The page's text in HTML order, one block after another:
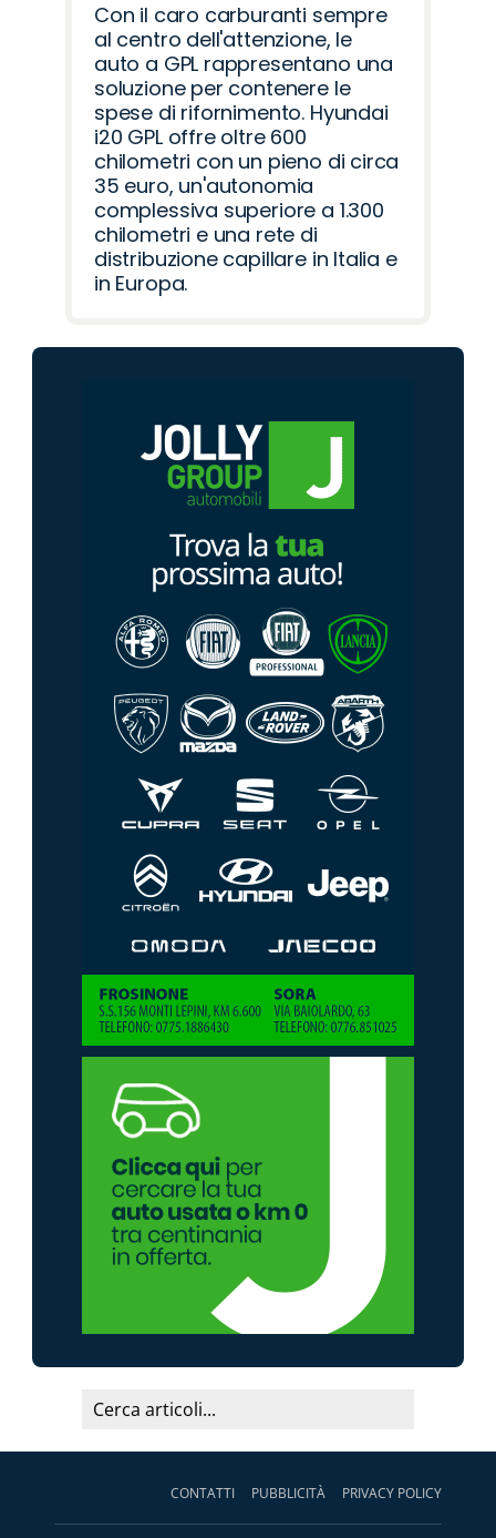
Con il caro carburanti sempre
al centro dell'attenzione, le
auto a GPL rappresentano una
soluzione per contenere le
spese di rifornimento. Hyundai
i20 GPL offre oltre 600
chilometri con un pieno di circa
35 euro, un'autonomia
complessiva superiore a 1.300
chilometri e una rete di
distribuzione capillare in Italia e
in Europa.
CONTATTI PUBBLICITÀ PRIVACY POLICY